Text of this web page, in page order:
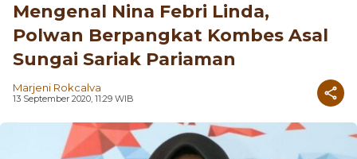
Mengenal Nina Febri Linda,
Polwan Berpangkat Kombes Asal
Sungai Sariak Pariaman
Marjeni Rokcalva
13 September 2020, 11:29 WIB